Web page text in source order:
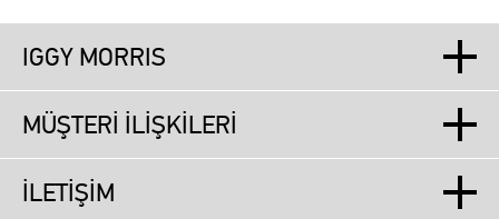
IGGY MORRIS
MÜŞTERİ İLİŞKİLERİ
İLETİŞİM